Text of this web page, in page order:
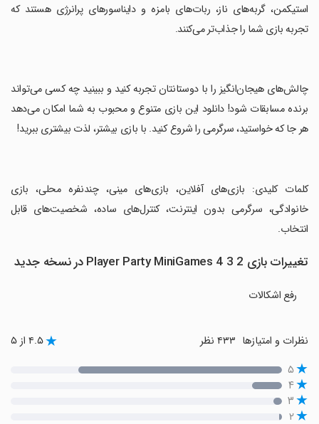
استیکمن، گربه‌های ناز، ربات‌های بامزه و دایناسورهای پرانرژی هستند که
تجربه بازی شما را جذاب‌تر می‌کنند.
‏چالش‌های هیجان‌انگیز را با دوستانتان تجربه کنید و ببینید چه کسی می‌تواند
برنده مسابقات شود! دانلود این بازی متنوع و محبوب به شما امکان می‌دهد
هر جا که خواستید، سرگرمی را شروع کنید. با بازی بیشتر، لذت بیشتری ببرید!
‏کلمات کلیدی: بازی‌های آفلاین، بازی‌های مینی، چندنفره محلی، بازی
خانوادگی، سرگرمی بدون اینترنت، کنترل‌های ساده، شخصیت‌های قابل
انتخاب.
تغییرات بازی 2 3 4 Player Party MiniGames در نسخه جدید
رفع اشکالات
نظرات و امتیازها ۴.۵ از ۵
۵
۴
۳
۲